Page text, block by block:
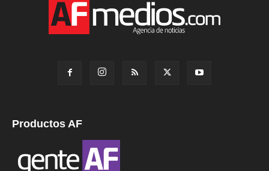
Productos AF